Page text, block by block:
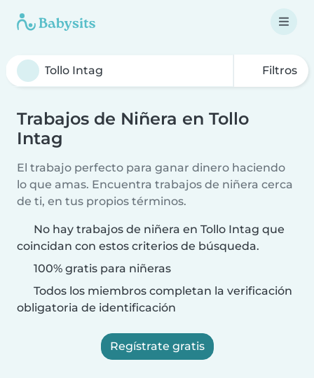
Filtros
Trabajos de Niñera en Tollo
Intag
El trabajo perfecto para ganar dinero haciendo
lo que amas. Encuentra trabajos de niñera cerca
de ti, en tus propios términos.
No hay trabajos de niñera en Tollo Intag que
coincidan con estos criterios de búsqueda.
100% gratis para niñeras
Todos los miembros completan la verificación
obligatoria de identificación
Regístrate gratis